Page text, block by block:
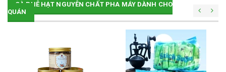
CÀ PHÊ HẠT NGUYÊN CHẤT PHA MÁY DÀNH CHO
QUÁN